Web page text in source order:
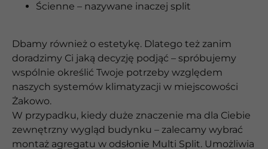
Ścienne – nazywane inaczej split
Dbamy również o estetykę. Dlatego też zanim
doradzimy Ci jaką decyzję podjąć – spróbujemy
wspólnie określić Twoje potrzeby względem
naszych systemów klimatyzacji w miejscowości
Żakowo.
W przypadku, kiedy duże znaczenie ma dla Ciebie
zewnętrzny wygląd budynku – zalecamy wybrać
montaż agregatu w odsłonie Multi Split. Umożliwia